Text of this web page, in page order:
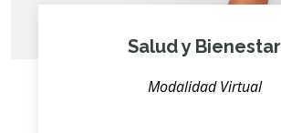
Salud y Bienestar
Modalidad Virtual